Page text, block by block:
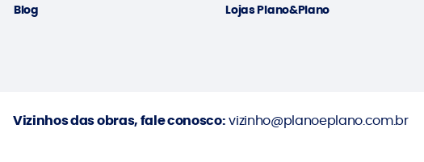
Blog Lojas Plano&Plano
Vizinhos das obras, fale conosco:vizinho@planoeplano.com.br